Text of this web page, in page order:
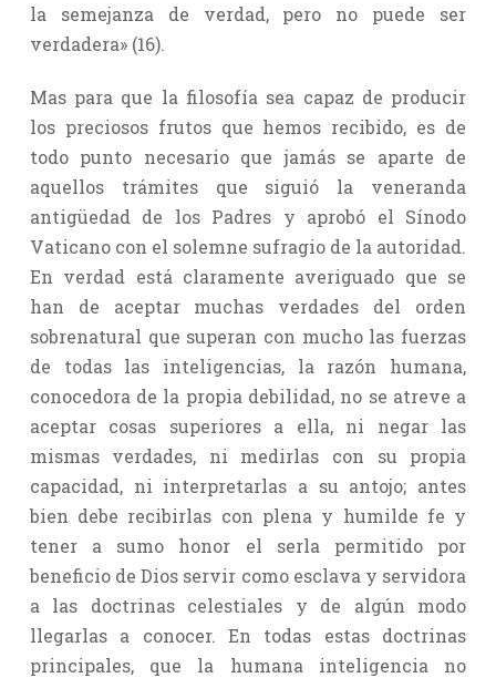
la semejanza de verdad, pero no puede ser
verdadera» (16).
Mas para que la filosofía sea capaz de producir
los preciosos frutos que hemos recibido, es de
todo punto necesario que jamás se aparte de
aquellos trámites que siguió la veneranda
antigüedad de los Padres y aprobó el Sínodo
Vaticano con el solemne sufragio de la autoridad.
En verdad está claramente averiguado que se
han de aceptar muchas verdades del orden
sobrenatural que superan con mucho las fuerzas
de todas las inteligencias, la razón humana,
conocedora de la propia debilidad, no se atreve a
aceptar cosas superiores a ella, ni negar las
mismas verdades, ni medirlas con su propia
capacidad, ni interpretarlas a su antojo; antes
bien debe recibirlas con plena y humilde fe y
tener a sumo honor el serla permitido por
beneficio de Dios servir como esclava y servidora
a las doctrinas celestiales y de algún modo
llegarlas a conocer. En todas estas doctrinas
principales, que la humana inteligencia no